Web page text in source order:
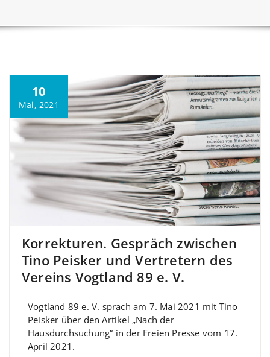
10
Mai, 2021
Korrekturen. Gespräch zwischen
Tino Peisker und Vertretern des
Vereins Vogtland 89 e. V.
Vogtland 89 e. V. sprach am 7. Mai 2021 mit Tino
Peisker über den Artikel „Nach der
Hausdurchsuchung“ in der Freien Presse vom 17.
April 2021.